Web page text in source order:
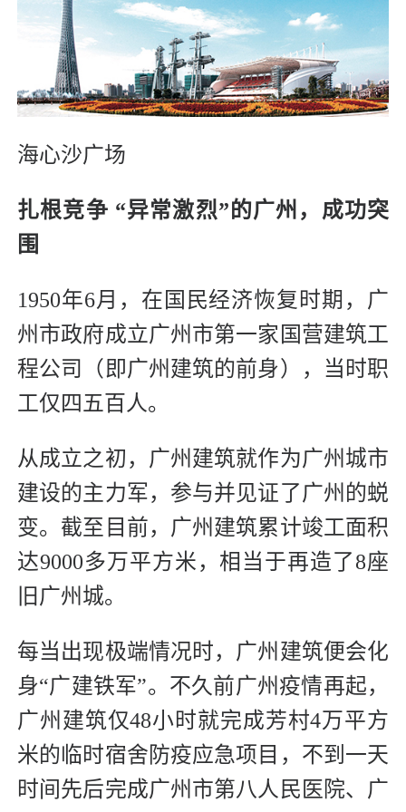
海心沙广场
扎根竞争 “异常激烈”的广州，成功突
围
1950年6月，在国民经济恢复时期，广
州市政府成立广州市第一家国营建筑工
程公司（即广州建筑的前身），当时职
工仅四五百人。
从成立之初，广州建筑就作为广州城市
建设的主力军，参与并见证了广州的蜕
变。截至目前，广州建筑累计竣工面积
达9000多万平方米，相当于再造了8座
旧广州城。
每当出现极端情况时，广州建筑便会化
身“广建铁军”。不久前广州疫情再起，
广州建筑仅48小时就完成芳村4万平方
米的临时宿舍防疫应急项目，不到一天
时间先后完成广州市第八人民医院、广